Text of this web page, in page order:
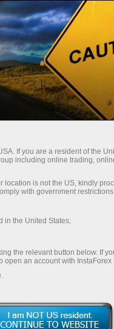
Technical analysis
এবং পর্যালোচনা:
EUR/USD,
Gold, Oil
If you are a resident of the
including online trading,
location is not the US, kindly
with government
in the United States;
the relevant button below. If
an account with InstaForex